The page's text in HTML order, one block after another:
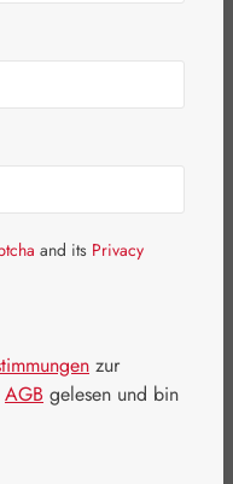
and its Privacy
zur
AGB gelesen und bin